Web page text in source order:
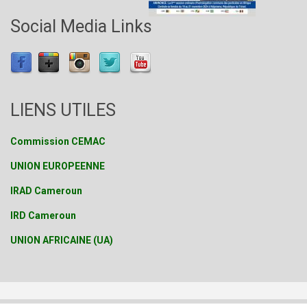
Social Media Links
LIENS UTILES
Commission CEMAC
UNION EUROPEENNE
IRAD Cameroun
IRD Cameroun
UNION AFRICAINE (UA)